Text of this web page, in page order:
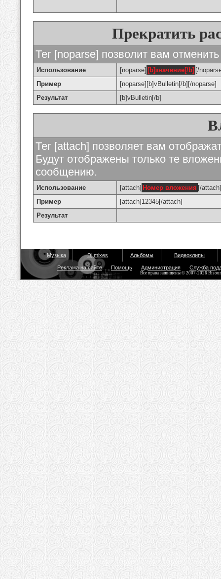
Прекратить
Тег [noparse] позволит вам
Использование [noparse] [b]значение[/b] [/
Пример
[noparse][b]vBulletin[/b][/noparse]
Результат
[b]vBulletin[/b]
Тег [attach] позволяет вам
Будут отображены только те
сообщению.
Использование [attach] Номер вложения [/attach]
Пример
[attach]12345[/attach]
Результат
Музыка Dj mixes Альбомы Видеоклипы
Реклама на сайте Помощь Администрация Служба
Все права защищены © 2007-2026